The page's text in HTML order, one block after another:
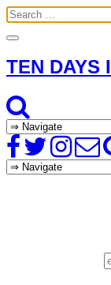
Toggle
TEN DAYS